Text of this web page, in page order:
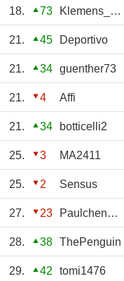
18. 73 Klemens_2007
21. 45 Deportivo
21. 34 guenther73
21. 4 Affi
21. 34 botticelli2
25. 3 MA2411
25. 2 Sensus
27. 23 Paulchenpanther
28. 38 ThePenguin
29. 42 tomi1476